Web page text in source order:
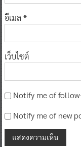
อีเมล *
เว็บไซต์
Notify me of
Notify me of new